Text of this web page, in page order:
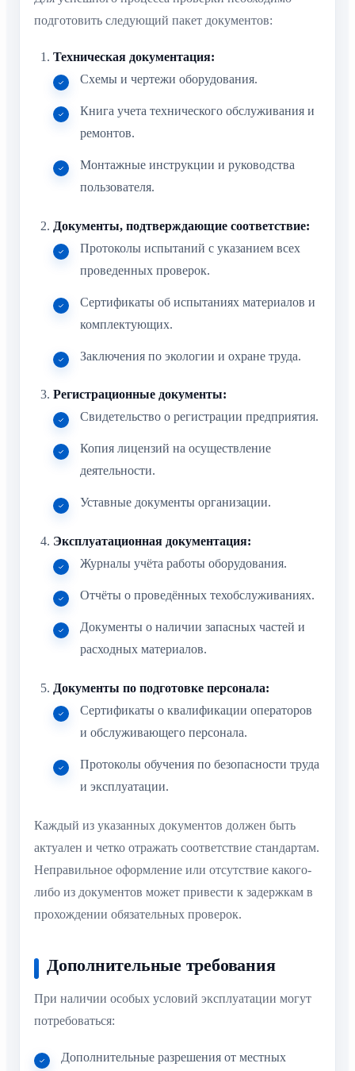
подготовить следующий пакет документов:
Техническая документация:
Схемы и чертежи оборудования.
Книга учета технического обслуживания и
ремонтов.
Монтажные инструкции и руководства
пользователя.
Документы, подтверждающие соответствие:
Протоколы испытаний с указанием всех
проведенных проверок.
Сертификаты об испытаниях материалов и
комплектующих.
Заключения по экологии и охране труда.
Регистрационные документы:
Свидетельство о регистрации предприятия.
Копия лицензий на осуществление
деятельности.
Уставные документы организации.
Эксплуатационная документация:
Журналы учёта работы оборудования.
Отчёты о проведённых техобслуживаниях.
Документы о наличии запасных частей и
расходных материалов.
Документы по подготовке персонала:
Сертификаты о квалификации операторов
и обслуживающего персонала.
Протоколы обучения по безопасности труда
и эксплуатации.
Каждый из указанных документов должен быть
актуален и четко отражать соответствие стандартам.
Неправильное оформление или отсутствие какого-
либо из документов может привести к задержкам в
прохождении обязательных проверок.
Дополнительные требования
При наличии особых условий эксплуатации могут
потребоваться:
Дополнительные разрешения от местных